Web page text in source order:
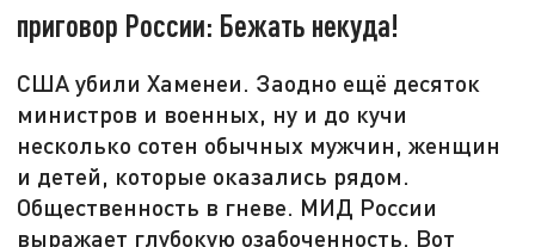
приговор России: Бежать некуда!
США убили Хаменеи. Заодно ещё десяток
министров и военных, ну и до кучи
несколько сотен обычных мужчин, женщин
и детей, которые оказались рядом.
Общественность в гневе. МИД России
выражает глубокую озабоченность. Вот